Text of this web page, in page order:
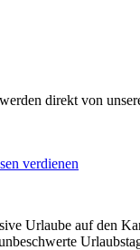
direkt von
verdienen
Urlaube auf den